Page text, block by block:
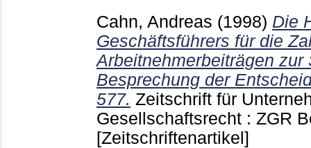
Cahn, Andreas (1998) Die
Geschäftsführers für die
Arbeitnehmerbeiträgen
Besprechung der
577. Zeitschrift für
Gesellschaftsrecht : ZGR
[Zeitschriftenartikel]